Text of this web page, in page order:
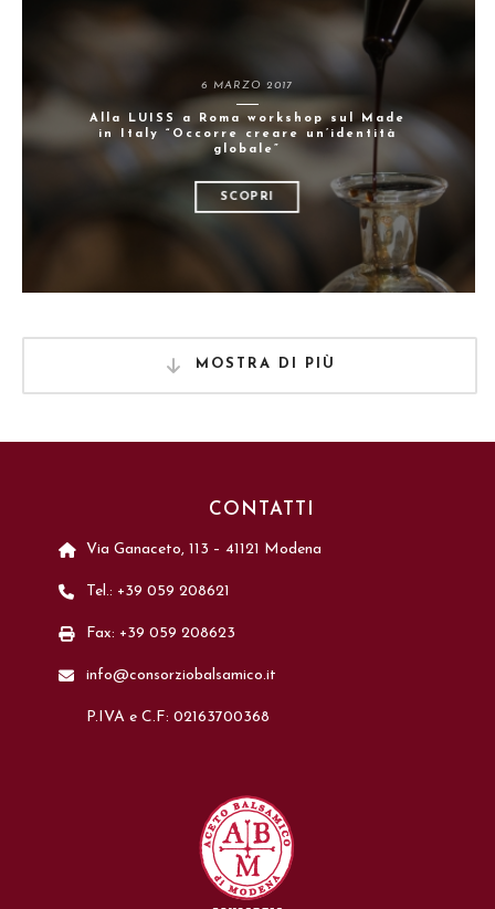
6 MARZO 2017
Alla LUISS a Roma workshop sul Made
in Italy “Occorre creare un’identità
globale”
SCOPRI
MOSTRA DI PIÙ
CONTATTI
Via Ganaceto, 113 – 41121 Modena
Tel.: +39 059 208621
Fax: +39 059 208623
info@consorziobalsamico.it
P.IVA e C.F: 02163700368